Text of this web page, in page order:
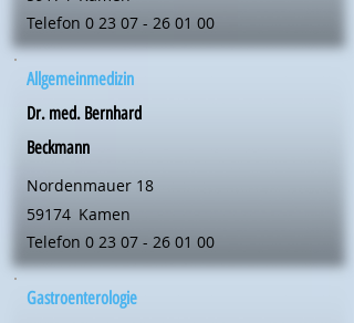
Telefon 0 23 07 - 26 01 00
Allgemeinmedizin
Dr. med. Bernhard
Beckmann
Nordenmauer 18
59174 Kamen
Telefon 0 23 07 - 26 01 00
Gastroenterologie